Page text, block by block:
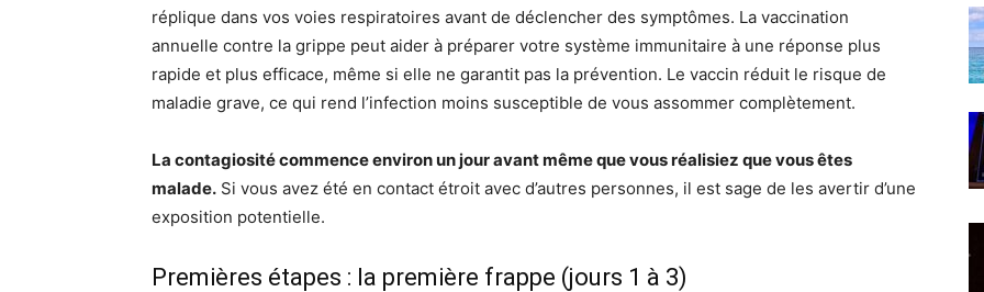
réplique dans vos voies respiratoires avant de déclencher des symptômes. La vaccination
annuelle contre la grippe peut aider à préparer votre système immunitaire à une réponse plus
rapide et plus efficace, même si elle ne garantit pas la prévention. Le vaccin réduit le risque de
maladie grave, ce qui rend l’infection moins susceptible de vous assommer complètement.
La contagiosité commence environ un jour avant même que vous réalisiez que vous êtes
malade. Si vous avez été en contact étroit avec d’autres personnes, il est sage de les avertir d’une
exposition potentielle.
Premières étapes : la première frappe (jours 1 à 3)